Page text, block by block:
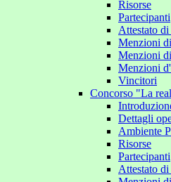
Risorse
Partecipanti
Attestato
Menzioni
Menzioni
Menzioni
Vincitori
Concorso "La
Dettagli
Ambiente
Risorse
Partecipanti
Attestato